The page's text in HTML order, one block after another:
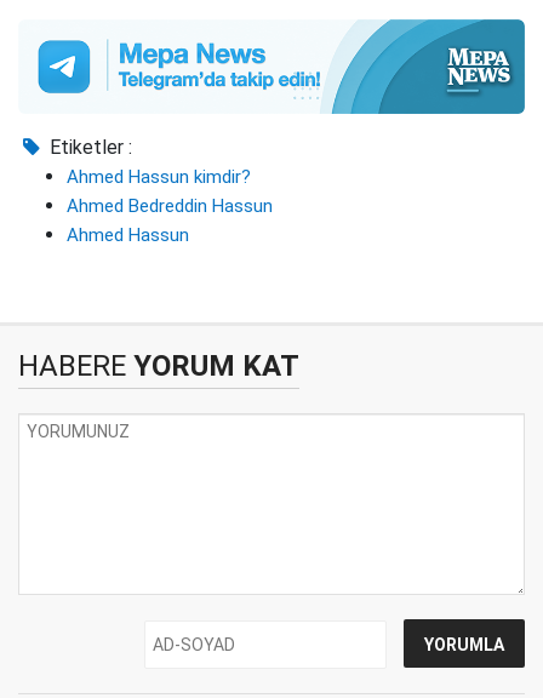
Etiketler :
Ahmed Hassun kimdir?
Ahmed Bedreddin Hassun
Ahmed Hassun
HABERE YORUM KAT